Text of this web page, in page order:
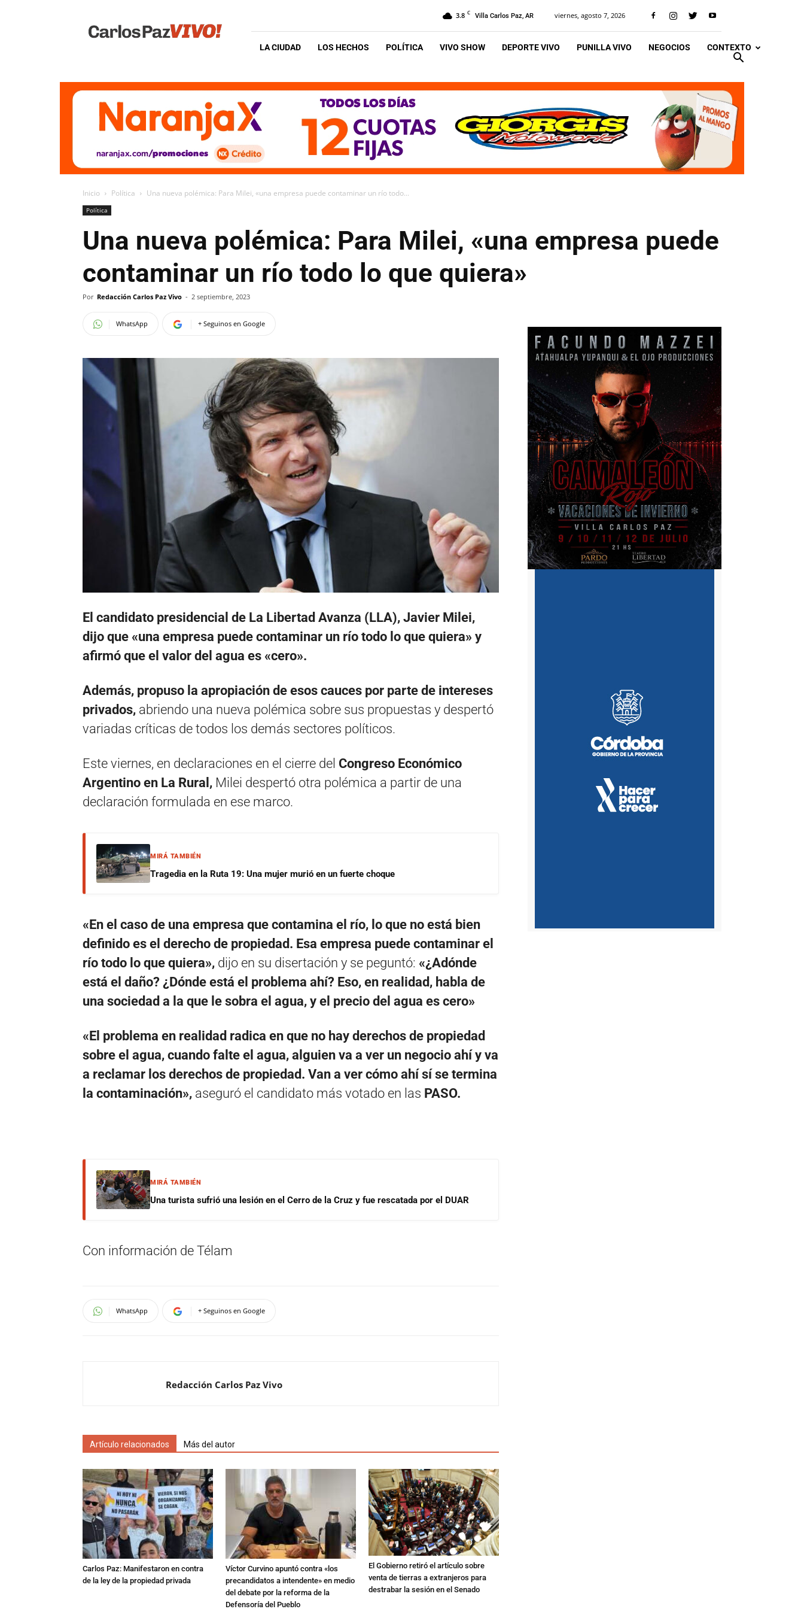
Vivo
3.8 C Villa Carlos Paz, AR viernes, agosto 7, 2026
LA CIUDAD LOS HECHOS POLÍTICA VIVO SHOW DEPORTE VIVO PUNILLA VIVO NEGOCIOS CONTEXTO
Inicio Política Una nueva polémica: Para Milei, «una empresa puede contaminar un río todo...
Política
Una nueva polémica: Para Milei, «una empresa puede
contaminar un río todo lo que quiera»
Por Redacción Carlos Paz Vivo - 2 septiembre, 2023
WhatsApp + Seguinos en Google
El candidato presidencial de La Libertad Avanza (LLA), Javier Milei,
dijo que «una empresa puede contaminar un río todo lo que quiera» y
afirmó que el valor del agua es «cero».
Además, propuso la apropiación de esos cauces por parte de intereses
privados, abriendo una nueva polémica sobre sus propuestas y despertó
variadas críticas de todos los demás sectores políticos.
Este viernes, en declaraciones en el cierre del Congreso Económico
Argentino en La Rural, Milei despertó otra polémica a partir de una
declaración formulada en ese marco.
MIRÁ TAMBIÉN
Tragedia en la Ruta 19: Una mujer murió en un fuerte choque
«En el caso de una empresa que contamina el río, lo que no está bien
definido es el derecho de propiedad. Esa empresa puede contaminar el
río todo lo que quiera», dijo en su disertación y se peguntó: «¿Adónde
está el daño? ¿Dónde está el problema ahí? Eso, en realidad, habla de
una sociedad a la que le sobra el agua, y el precio del agua es cero»
«El problema en realidad radica en que no hay derechos de propiedad
sobre el agua, cuando falte el agua, alguien va a ver un negocio ahí y va
a reclamar los derechos de propiedad. Van a ver cómo ahí sí se termina
la contaminación», aseguró el candidato más votado en las PASO.
MIRÁ TAMBIÉN
Una turista sufrió una lesión en el Cerro de la Cruz y fue rescatada por el DUAR
Con información de Télam
WhatsApp + Seguinos en Google
Redacción Carlos Paz Vivo
Artículo relacionados Más del autor
Carlos Paz: Manifestaron en contra
de la ley de la propiedad privada
Víctor Curvino apuntó contra «los
precandidatos a intendente» en medio
del debate por la reforma de la
Defensoría del Pueblo
El Gobierno retiró el artículo sobre
venta de tierras a extranjeros para
destrabar la sesión en el Senado